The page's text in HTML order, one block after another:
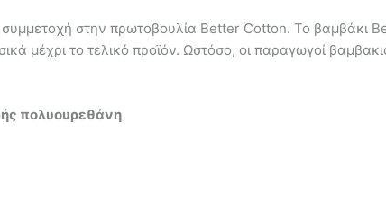
στην πρωτοβουλία Better Cotton. Το βαμβάκι
μέχρι το τελικό προϊόν. Ωστόσο, οι παραγωγοί
πολυουρεθάνη